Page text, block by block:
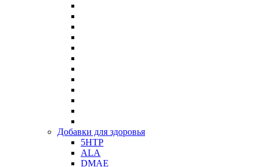
Добавки для здоровья
5HTP
ALA
DMAE